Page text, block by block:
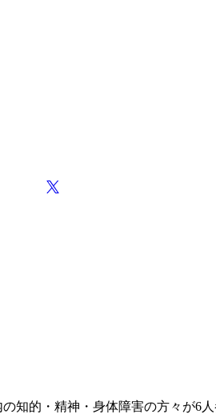
的・精神・身体障害の方々が6